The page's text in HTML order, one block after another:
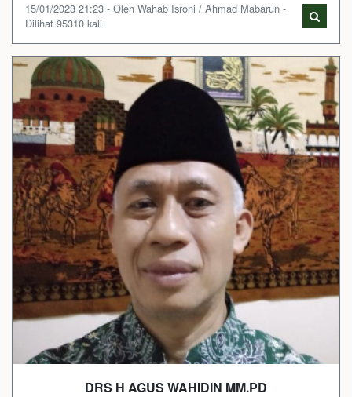
15/01/2023 21:23 - Oleh Wahab Isroni / Ahmad Mabarun -
Dilihat 95310 kali
DRS H AGUS WAHIDIN MM.PD